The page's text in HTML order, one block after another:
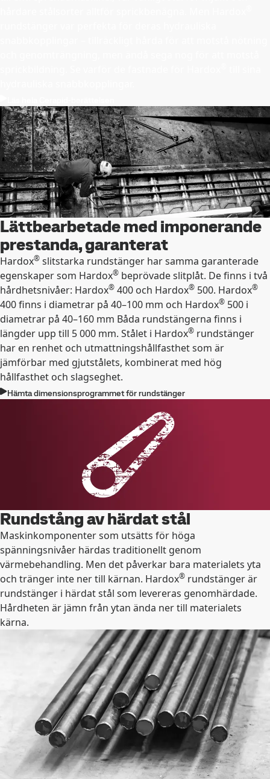
Lättbearbetade med imponerande
prestanda, garanterat
Hardox® slitstarka rundstänger har samma garanterade
egenskaper som Hardox® beprövade slitplåt. De finns i två
hårdhetsnivåer: Hardox® 400 och Hardox® 500. Hardox®
400 finns i diametrar på 40–100 mm och Hardox® 500 i
diametrar på 40–160 mm Båda rundstängerna finns i
längder upp till 5 000 mm. Stålet i Hardox® rundstänger
har en renhet och utmattningshållfasthet som är
jämförbar med gjutstålets, kombinerat med hög
hållfasthet och slagseghet.
Hämta dimensionsprogrammet för rundstänger
Rundstång av härdat stål
Maskinkomponenter som utsätts för höga
spänningsnivåer härdas traditionellt genom
värmebehandling. Men det påverkar bara materialets yta
och tränger inte ner till kärnan. Hardox® rundstänger är
rundstänger i härdat stål som levereras genomhärdade.
Hårdheten är jämn från ytan ända ner till materialets
kärna.